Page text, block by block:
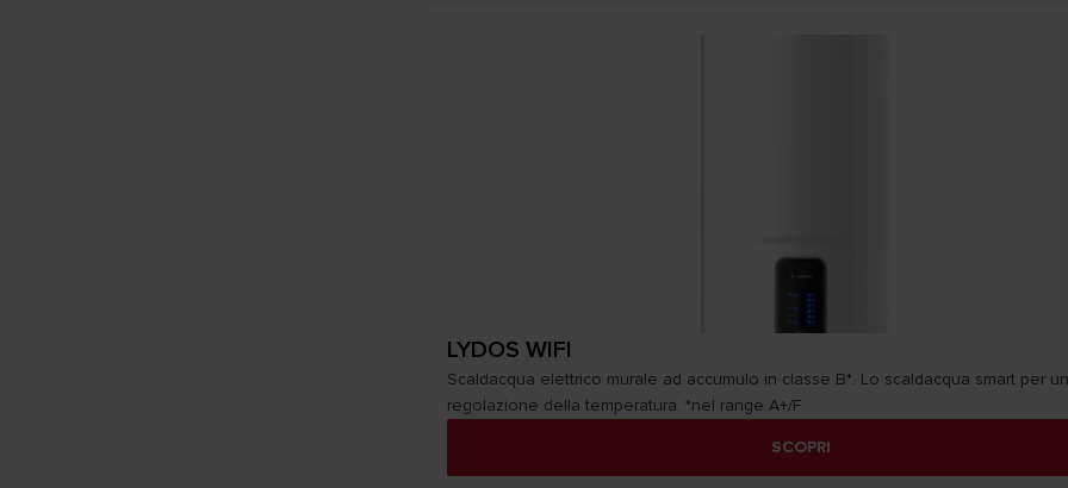
LYDOS WIFI
Scaldacqua elettrico murale ad accumulo in classe B*. Lo scaldacqua smart per
regolazione della temperatura. *nel range A+/F
SCOPRI